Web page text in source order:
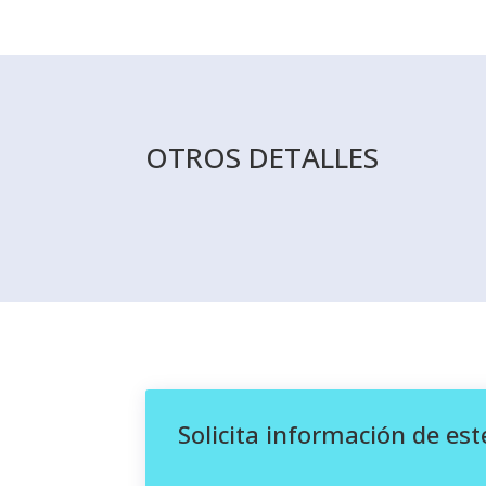
OTROS DETALLES
Solicita información de